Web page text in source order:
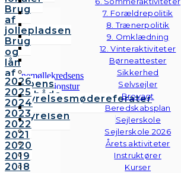
7. Forældrepolitik
8. Trænerpolitik
9. Omklædning
12. Vinteraktiviteter
Børneattester
Sikkerhed
Selvsejler
Brovagt
Beredskabsplan
Sejlerskole
Sejlerskole 2026
Årets aktiviteter
Instruktører
Kurser
Brug
af
jollepladsen
Brug
og
lån
af
klubbens
følgebåde
Vedtægter
Bestyrelsen
Bestyrelsesmødereferater
2026
2025
2024
2023
2022
2021
2020
2019
2018